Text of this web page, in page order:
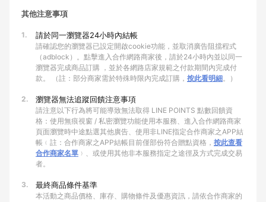
其他注意事項
1. 請於同一瀏覽器24小時內結帳
請確認您的瀏覽器已設定開啟cookie功能，並取消廣告阻擋程式
（adblock）。點擊進入合作網路商家後，請於24小時內並以同一
瀏覽器完成商品訂購 ，並於各網路店家規範之付款期間內完成付
款。 （註：部分商家需於特殊時限內完成訂購， 按此看明細。）
2. 瀏覽器無法追蹤回饋注意事項
請注意以下行為將可能導致無法取得 LINE POINTS 點數回饋資
格：使用無痕視窗 / 私密瀏覽功能使用本服務、進入合作網路商家
頁面瀏覽時中途點選其他廣告、使用非LINE指定合作商家之APP結
帳﹙註：合作商家之APP結帳目前僅部份符合贈點資格， 按此查看
合作商家名單 ﹚、或使用其他非本服務指定之途徑及方式完成交易
者。
3. 最終商品條件基準
本活動之商品價格、庫存、購物條件及優惠資訊，請依合作商家的